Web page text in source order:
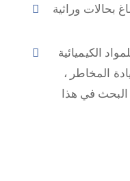
بحالات وراثية
الكيميائية
المخاطر ،
في هذا